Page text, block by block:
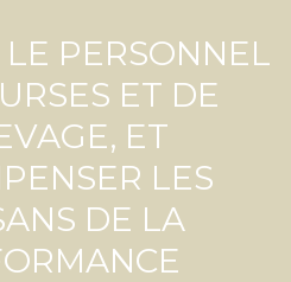
PERSONNEL
ET DE
ET
LES
DE LA